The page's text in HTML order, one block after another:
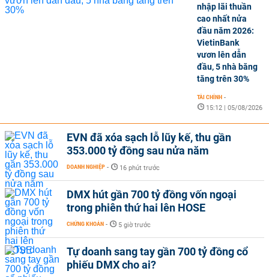
nhập lãi thuần
cao nhất nửa
đầu năm 2026:
VietinBank
vươn lên dẫn
đầu, 5 nhà băng
tăng trên 30%
TÀI CHÍNH -
15:12 | 05/08/2026
EVN đã xóa sạch lỗ lũy kế, thu gần
353.000 tỷ đồng sau nửa năm
DOANH NGHIỆP - 16 phút trước
DMX hút gần 700 tỷ đồng vốn ngoại
trong phiên thứ hai lên HOSE
CHỨNG KHOÁN - 5 giờ trước
Tự doanh sang tay gần 700 tỷ đồng cổ
phiếu DMX cho ai?